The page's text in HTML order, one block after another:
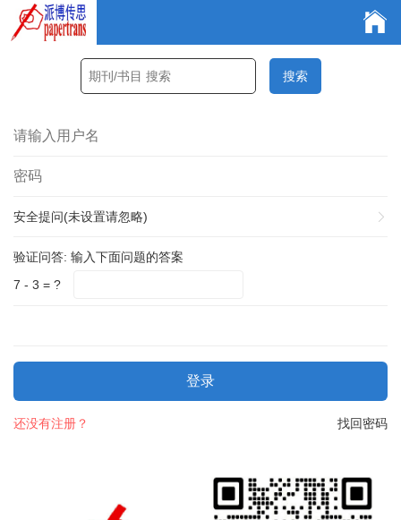
安全提问(未设置请忽略)
验证问答: 输入下面问题的答案
7 - 3 = ?
登录
找回密码
还没有注册？